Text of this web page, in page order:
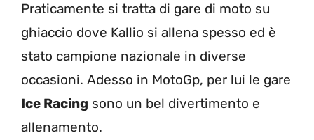
Praticamente si tratta di gare di moto su
ghiaccio dove Kallio si allena spesso ed è
stato campione nazionale in diverse
occasioni. Adesso in MotoGp, per lui le gare
Ice Racing sono un bel divertimento e
allenamento.